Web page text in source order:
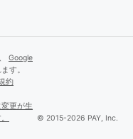
Google
す。
約
更が生
© 2015-2026 PAY, Inc.